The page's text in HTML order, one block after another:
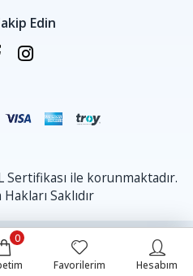
Edin
ile korunmaktadır.
Saklıdır
0
Favorilerim
Hesabım